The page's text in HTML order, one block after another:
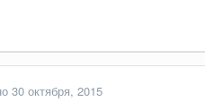
30 октября, 2015